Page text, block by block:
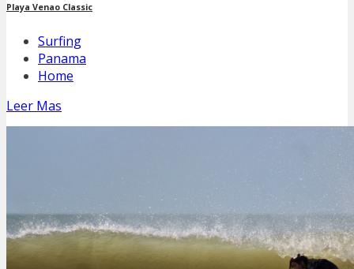
Playa Venao Classic
Surfing
Panama
Home
Leer Mas